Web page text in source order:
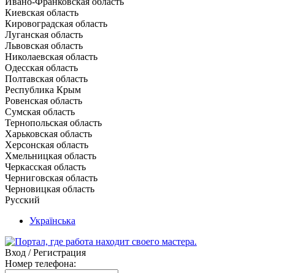
Киевская область
Кировоградская область
Луганская область
Львовская область
Николаевская область
Одесская область
Полтавская область
Республика Крым
Ровенская область
Сумская область
Тернопольская область
Харьковская область
Херсонская область
Хмельницкая область
Черкасская область
Черниговская область
Черновицкая область
Русский
Українська
Вход / Регистрация
Номер телефона: